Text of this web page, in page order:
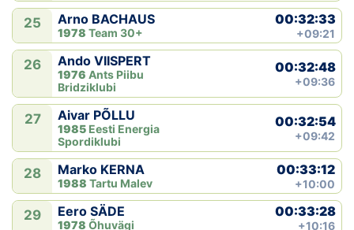
25 Arno BACHAUS
1978 Team 30+
00:32:33
+09:21
26 Ando VIISPERT
1976 Ants Piibu
Bridziklubi
00:32:48
+09:36
27 Aivar PÕLLU
1985 Eesti Energia
Spordiklubi
00:32:54
+09:42
28 Marko KERNA
1988 Tartu Malev
00:33:12
+10:00
29 Eero SÄDE
1978 Õhuvägi
00:33:28
+10:16